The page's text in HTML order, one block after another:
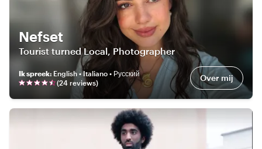
Nefset
Tourist turned Local, Photographer
Ik spreek: English • Italiano • Русский
(24 reviews) Over mij